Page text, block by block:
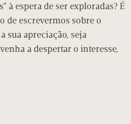
à espera de ser exploradas? É
de escrevermos sobre o
sua apreciação, seja
a despertar o interesse,